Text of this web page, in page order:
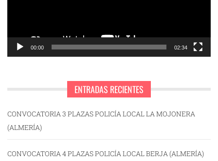
00:00 02:34
ENTRADAS RECIENTES
CONVOCATORIA 3 PLAZAS POLICÍA LOCAL LA MOJONERA
(ALMERÍA)
CONVOCATORIA 4 PLAZAS POLICÍA LOCAL BERJA (ALMERÍA)